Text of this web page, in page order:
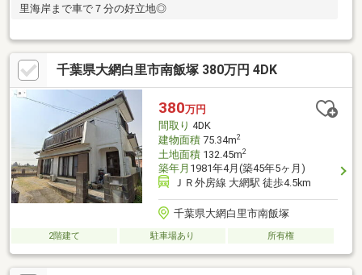
里海岸まで車で７分の好立地◎
千葉県大網白里市南飯塚 380万円 4DK
380万円
間取り 4DK
建物面積75.34m2
土地面積132.45m2
築年月 1981年4月(築45年5ヶ月)
ＪＲ外房線 大網駅 徒歩4.5km
千葉県大網白里市南飯塚
2階建て 駐車場あり 所有権